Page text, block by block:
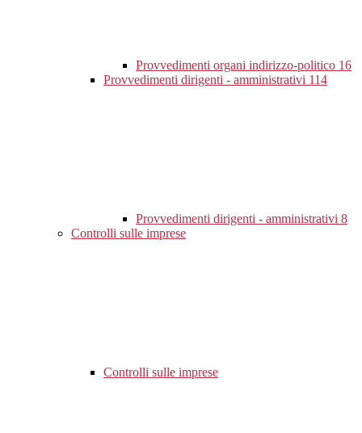
Provvedimenti organi indirizzo-politico 16
Provvedimenti dirigenti - amministrativi 114
Provvedimenti dirigenti - amministrativi 8
Controlli sulle imprese
Controlli sulle imprese